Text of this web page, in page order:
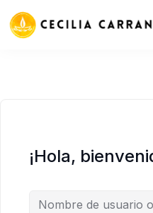
¡Hola,